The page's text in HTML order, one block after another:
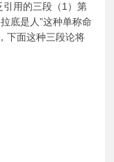
用的三段（1）第
底是人”这种单称命
下面这种三段论将